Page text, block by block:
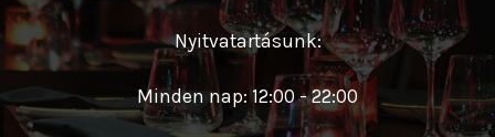
Nyitvatartásunk:
Minden nap: 12:00 - 22:00